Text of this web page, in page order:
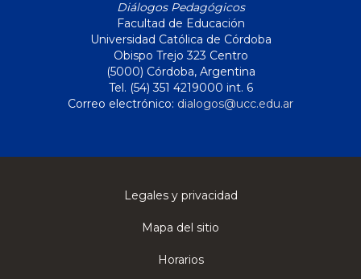
Diálogos Pedagógicos
Facultad de Educación
Universidad Católica de Córdoba
Obispo Trejo 323 Centro
(5000) Córdoba, Argentina
Tel. (54) 351 4219000 int. 6
Correo electrónico: dialogos@ucc.edu.ar
Legales y privacidad
Mapa del sitio
Horarios